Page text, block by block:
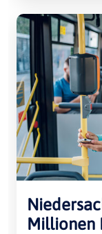
Millionen